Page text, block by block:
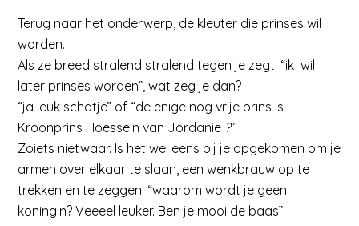
Terug naar het onderwerp, de kleuter die prinses wil
worden.
Als ze breed stralend stralend tegen je zegt: “ik wil
later prinses worden”, wat zeg je dan?
“ja leuk schatje” of “de enige nog vrije prins is
Kroonprins Hoessein van Jordanië ?”
Zoiets nietwaar. Is het wel eens bij je opgekomen om je
armen over elkaar te slaan, een wenkbrauw op te
trekken en te zeggen: “waarom wordt je geen
koningin? Veeeel leuker. Ben je mooi de baas”